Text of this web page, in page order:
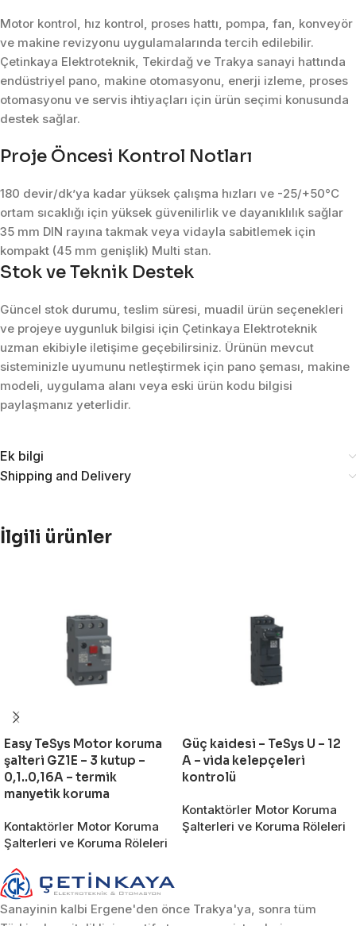
Motor kontrol, hız kontrol, proses hattı, pompa, fan, konveyör
ve makine revizyonu uygulamalarında tercih edilebilir.
Çetinkaya Elektroteknik, Tekirdağ ve Trakya sanayi hattında
endüstriyel pano, makine otomasyonu, enerji izleme, proses
otomasyonu ve servis ihtiyaçları için ürün seçimi konusunda
destek sağlar.
Proje Öncesi Kontrol Notları
180 devir/dk’ya kadar yüksek çalışma hızları ve -25/+50°C
ortam sıcaklığı için yüksek güvenilirlik ve dayanıklılık sağlar
35 mm DIN rayına takmak veya vidayla sabitlemek için
kompakt (45 mm genişlik) Multi stan.
Stok ve Teknik Destek
Güncel stok durumu, teslim süresi, muadil ürün seçenekleri
ve projeye uygunluk bilgisi için Çetinkaya Elektroteknik
uzman ekibiyle iletişime geçebilirsiniz. Ürünün mevcut
sisteminizle uyumunu netleştirmek için pano şeması, makine
modeli, uygulama alanı veya eski ürün kodu bilgisi
paylaşmanız yeterlidir.
Ek bilgi
Shipping and Delivery
İlgili ürünler
Easy TeSys Motor koruma
şalteri GZ1E – 3 kutup –
0,1..0,16A – termik
manyetik koruma
Kontaktörler Motor Koruma
Şalterleri ve Koruma Röleleri
Güç kaidesi – TeSys U – 12
A – vida kelepçeleri
kontrolü
Kontaktörler Motor Koruma
Şalterleri ve Koruma Röleleri
Sanayinin kalbi Ergene'den önce Trakya'ya, sonra tüm